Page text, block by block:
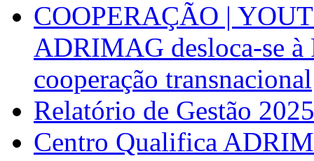
COOPERAÇÃO |
ADRIMAG desloca-se
cooperação transnacional
Relatório de Gestão 2025
Centro Qualifica